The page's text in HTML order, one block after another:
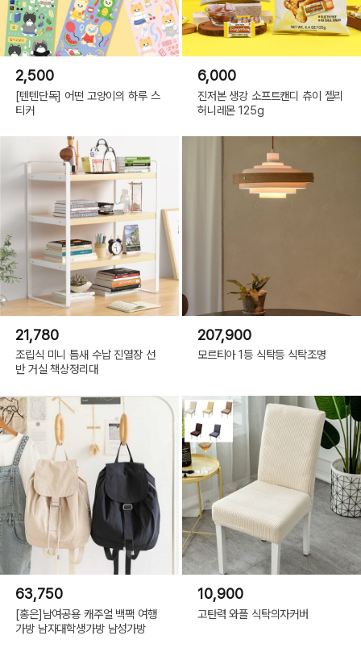
2,500
[텐텐단독] 어떤 고양이의 하루 스
티커
6,000
진저본 생강 소프트캔디 츄이 젤리
허니레몬 125g
21,780
조립식 미니 틈새 수납 진열장 선
반 거실 책상정리대
207,900
모르티아 1등 식탁등 식탁조명
63,750
[홍은]남여공용 캐주얼 백팩 여행
가방 남자대학생가방 남성가방
10,900
고탄력 와플 식탁의자커버